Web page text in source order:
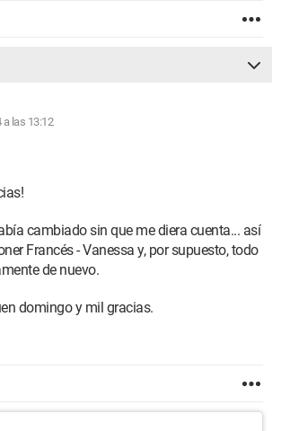
a las 13:12
cambiado sin que me diera cuenta... así
Francés - Vanessa y, por supuesto, todo
de nuevo.
domingo y mil gracias.